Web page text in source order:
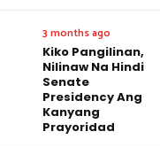
3 months ago
Kiko Pangilinan,
Nilinaw Na Hindi
Senate
Presidency Ang
Kanyang
Prayoridad